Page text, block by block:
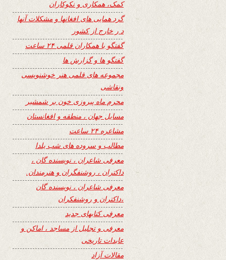
کمک، همکاری و نکوکاران
گرد همایی های افغانها و مشکلات آنها
د ر خارج از کشور
گفتگو با همکاران قلمی ۲۴ ساعت
گفتگو ها و گزارش ها
مجموعه های قلمی هنر خوشنویسی
ونقاشی
محرم ماه پیروزی خون بر شمشیر
مسایل جهان ، منطقه و افغانستان
مشاعره ۲۴ ساعت
مطالب و سروده های شب یلدا
معرفی شاعران ، نویسنده گان ،
داکتران ، روشنفگران و هنرمندان.
معرفی شاعران ، نویسنده گان
،داکتران و روشنفکران
معرفی کتابهای جدید
معرفی و تجلیل از مساجد ، اماکن و
عابدات تاریخی
مقالات آزاد